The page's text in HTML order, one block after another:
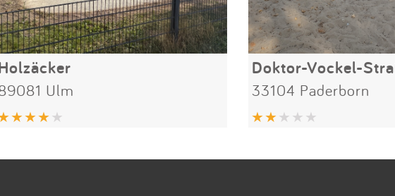
Ulm
Doktor-Vockel-
33104 Paderborn